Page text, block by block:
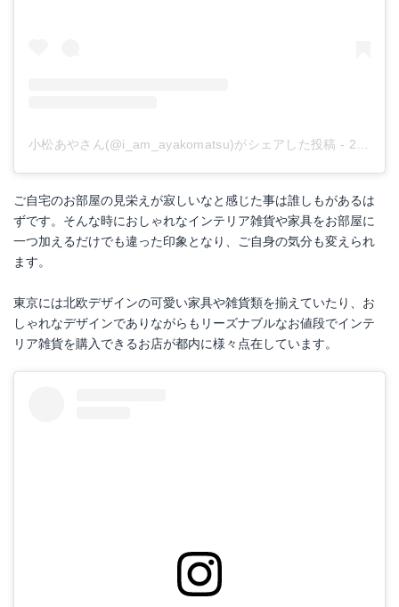
小松あやさん(@i_am_ayakomatsu)がシェアした投稿 - 2019年 3月月24日午後4時48分PDT
ご自宅のお部屋の見栄えが寂しいなと感じた事は誰しもがあるは
ずです。そんな時におしゃれなインテリア雑貨や家具をお部屋に
一つ加えるだけでも違った印象となり、ご自身の気分も変えられ
ます。
東京には北欧デザインの可愛い家具や雑貨類を揃えていたり、お
しゃれなデザインでありながらもリーズナブルなお値段でインテ
リア雑貨を購入できるお店が都内に様々点在しています。